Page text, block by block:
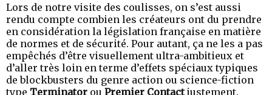
Lors de notre visite des coulisses, on s’est aussi
rendu compte combien les créateurs ont du prendre
en considération la législation française en matière
de normes et de sécurité. Pour autant, ça ne les a pas
empêchés d’être visuellement ultra-ambitieux et
d’aller très loin en terme d’effets spéciaux typiques
de blockbusters du genre action ou science-fiction
type Terminator ou Premier Contactjustement.